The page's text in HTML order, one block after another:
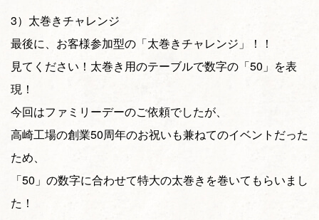
3）太巻きチャレンジ
最後に、お客様参加型の「太巻きチャレンジ」！！
見てください！太巻き用のテーブルで数字の「50」を表
現！
今回はファミリーデーのご依頼でしたが、
高崎工場の創業50周年のお祝いも兼ねてのイベントだった
ため、
「50」の数字に合わせて特大の太巻きを巻いてもらいまし
た！